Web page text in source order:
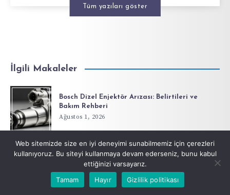
Tüm yazıları göster
İlgili Makaleler
Bosch Dizel Enjektör Arızası: Belirtileri ve
Bakım Rehberi
Ağustos 1, 2026
Konya’da Diş Tedavisi Rehberi: İmplant, Gülüş
Tasarımı ve Doğru Klinik Seçimi
Temmuz 25, 2026
Web sitemizde size en iyi deneyimi sunabilmemiz için çerezleri
kullanıyoruz. Bu siteyi kullanmaya devam ederseniz, bunu kabul
ettiğinizi varsayarız.
Tamam
Hayır Gizlilik politikası